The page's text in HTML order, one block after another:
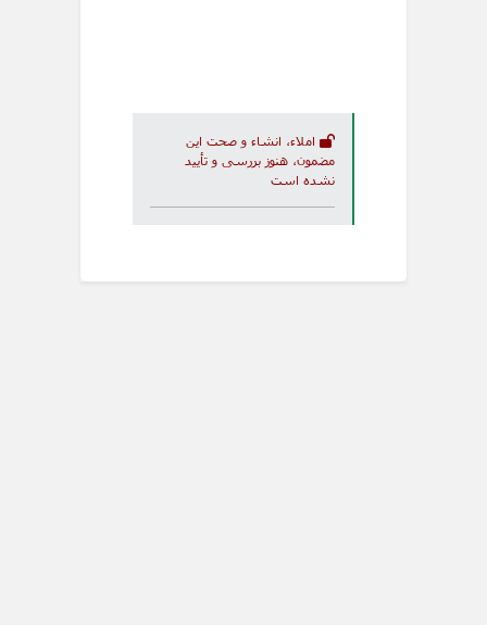
املاء، انشاء و صحت این
مضمون، هنوز بررسی و تأیید
نشده است